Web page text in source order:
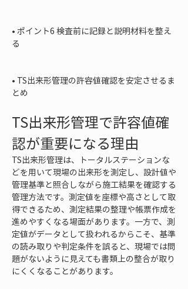
• ポイント6 検査前に記録と説明材料を整え
る
• TS出来形管理の許容値確認を安定させるま
とめ
TS出来形管理で許容値確
認が重要になる理由
TS出来形管理は、トータルステーションな
どを用いて現場の出来形を測定し、設計値や
管理基準と照合しながら施工結果を確認する
管理方法です。測定値を座標や高さとして取
得できるため、測定結果の整理や帳票作成を
進めやすくなる場面があります。一方で、測
定値がデータとして扱われるからこそ、基準
の読み取りや判定条件を誤ると、現場では問
題がないように見えても書類上の整合が取り
にくくなることがあります。